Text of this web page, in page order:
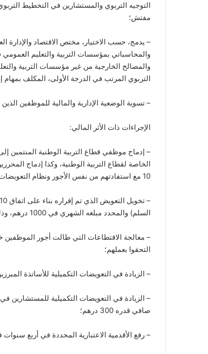
التوجيه التربوي والمستشارين في التخطيط
مفتش؛
– يدمج، حسب الاختيار، مختص الاقتصاد والإدارة
والمحاسباتي بمؤسسات التربية والتعليم
والمصالح الخارجية من غير مؤسسات التربية
التربوي المرتب في الدرجة الأولى، المكلف
– تسوية الوضعية الإدارية والمالية للموظفين الذين تم
الإجراءات ذات الأثر المالي:
– إدماج موظفي قطاع التربية الوطنية المنتمين
10 مع استفادتهم من نفس الأجور ونظام التعويضات الخاص بالأطر المعنية؛
السلم) والمحدد مبلغه الشهري في 1000 درهم، وذلك ابتداء من الرتبة 3 بدلا من الرتبة 5؛
– معالجة الاقتطاعات التي طالت أجور الموظفين
التحقوا بعملهم؛
– الزيادة في التعويضات التكميلية للأساتذة المبرزين بمبلغ شهري
– الزيادة في التعويضات التكميلية للمستشارين
صافي قدره 300 درهم؛
– رفع الأقدمية الاعتبارية المحددة في أربع سنوات في البند 10 من اتفاق 10 دجنبر 2023،